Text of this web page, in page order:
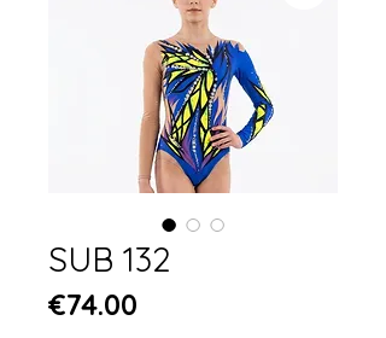
SUB 132
€74.00